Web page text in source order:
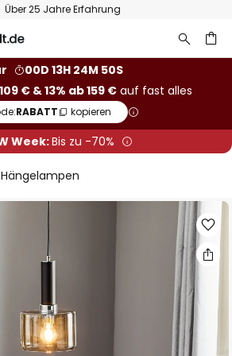
Über 25 Jahre Erfahrung
00D 13H 24M 49S
€ & 13% ab 159 €auf fast alles
RABATT kopieren
Week:Bis zu -70%